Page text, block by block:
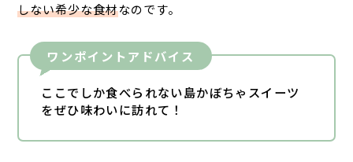
しない希少な食材なのです。
ワンポイントアドバイス
ここでしか食べられない島かぼちゃスイーツ
をぜひ味わいに訪れて！